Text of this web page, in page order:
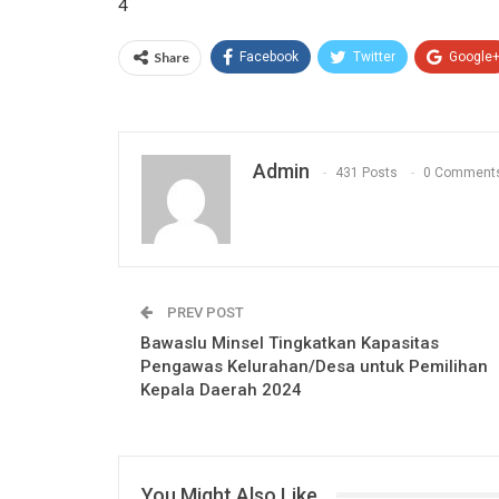
4
Share Facebook Twitter Google+
Admin 431 Posts 0
PREV POST
Bawaslu Minsel Tingkatkan Kapasitas
Pengawas Kelurahan/Desa untuk Pemilihan
Kepala Daerah 2024